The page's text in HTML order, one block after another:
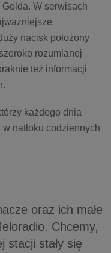
W serwisach
nacisk położony
rozumianej
też informacji
każdego dnia
natłoku codziennych
oraz ich małe
Chcemy,
stacji stały się